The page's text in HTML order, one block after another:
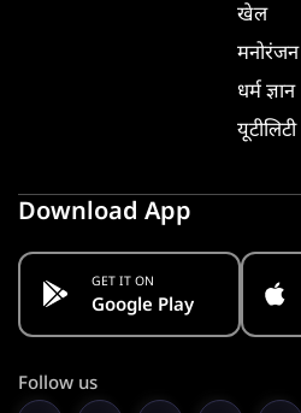
खेल
मनोरंजन
धर्म ज्ञान
यूटीलिटी
Download App
GET IT ON
Google Play
Follow us